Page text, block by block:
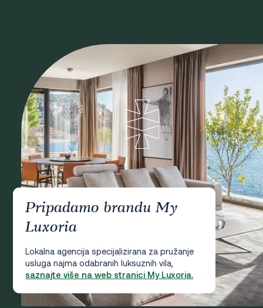
Pripadamo brandu My
Luxoria
Lokalna agencija specijalizirana za pružanje
usluga najma odabranih luksuznih vila,
saznajte više na web stranici My Luxoria.